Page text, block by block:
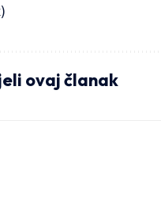
ovaj članak